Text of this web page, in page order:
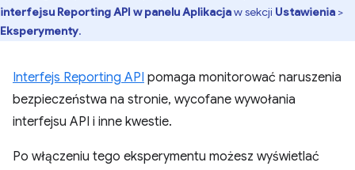
interfejsu Reporting API w panelu Aplikacjaw sekcji Ustawienia >
Eksperymenty.
Interfejs Reporting API pomaga monitorować naruszenia
bezpieczeństwa na stronie, wycofane wywołania
interfejsu API i inne kwestie.
Po włączeniu tego eksperymentu możesz wyświetlać